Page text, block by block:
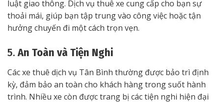
luật giao thông. Dịch vụ thuê xe cung cấp cho bạn sự
thoải mái, giúp bạn tập trung vào công việc hoặc tận
hưởng chuyến đi một cách trọn vẹn.
5. An Toàn và Tiện Nghi
Các xe thuê dịch vụ Tân Bình thường được bảo trì định
kỳ, đảm bảo an toàn cho khách hàng trong suốt hành
trình. Nhiều xe còn được trang bị các tiện nghi hiện đại